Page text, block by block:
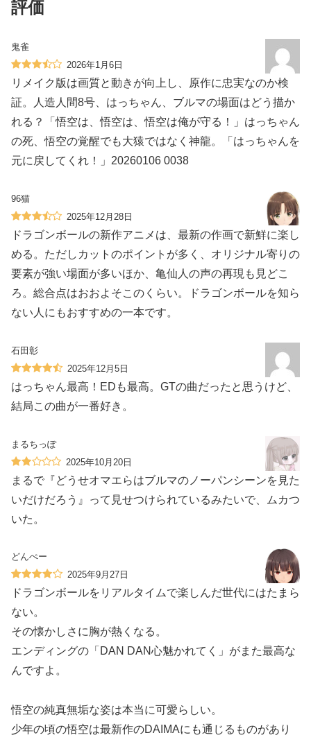
評価
鬼雀
2026年1月6日
リメイク版は画質と動きが向上し、原作に忠実なのか検
証。人造人間8号、はっちゃん、ブルマの場面はどう描か
れる？「悟空は、悟空は、悟空は俺が守る！」はっちゃん
の死、悟空の覚醒でも大猿ではなく神龍。「はっちゃんを
元に戻してくれ！」20260106 0038
96猫
2025年12月28日
ドラゴンボールの新作アニメは、最新の作画で新鮮に楽し
める。ただしカットのポイントが多く、オリジナル寄りの
要素が強い場面が多いほか、亀仙人の声の再現も見どこ
ろ。総合点はおおよそこのくらい。ドラゴンボールを知ら
ない人にもおすすめの一本です。
石田彰
2025年12月5日
はっちゃん最高！EDも最高。GTの曲だったと思うけど、
結局この曲が一番好き。
まるちっぽ
2025年10月20日
まるで『どうせオマエらはブルマのノーパンシーンを見た
いだけだろう』って見せつけられているみたいで、ムカつ
いた。
どんぺー
2025年9月27日
ドラゴンボールをリアルタイムで楽しんだ世代にはたまら
ない。
その懐かしさに胸が熱くなる。
エンディングの「DAN DAN心魅かれてく」がまた最高な
んですよ。
悟空の純真無垢な姿は本当に可愛らしい。
少年の頃の悟空は最新作のDAIMAにも通じるものがあり